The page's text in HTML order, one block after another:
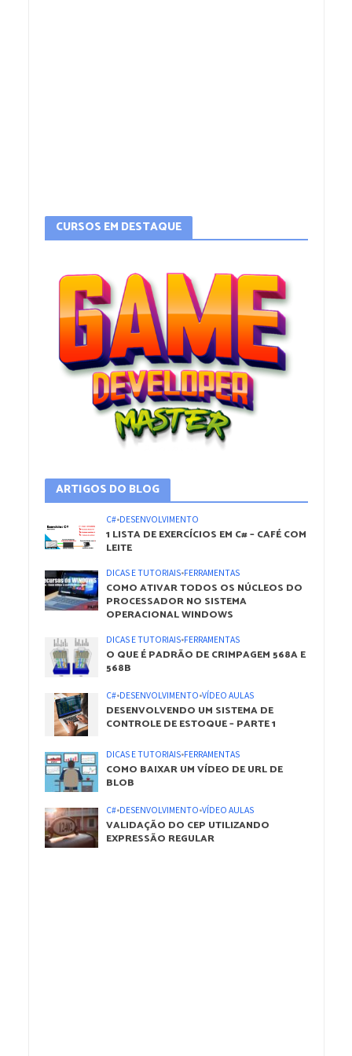
CURSOS EM DESTAQUE
ARTIGOS DO BLOG
C#•DESENVOLVIMENTO
1 LISTA DE EXERCÍCIOS EM C# – CAFÉ COM
LEITE
DICAS E TUTORIAIS•FERRAMENTAS
COMO ATIVAR TODOS OS NÚCLEOS DO
PROCESSADOR NO SISTEMA
OPERACIONAL WINDOWS
DICAS E TUTORIAIS•FERRAMENTAS
O QUE É PADRÃO DE CRIMPAGEM 568A E
568B
C#•DESENVOLVIMENTO•VÍDEO AULAS
DESENVOLVENDO UM SISTEMA DE
CONTROLE DE ESTOQUE – PARTE 1
DICAS E TUTORIAIS•FERRAMENTAS
COMO BAIXAR UM VÍDEO DE URL DE
BLOB
C#•DESENVOLVIMENTO•VÍDEO AULAS
VALIDAÇÃO DO CEP UTILIZANDO
EXPRESSÃO REGULAR